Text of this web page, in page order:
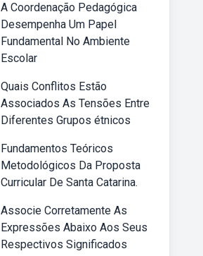
A Coordenação Pedagógica
Desempenha Um Papel
Fundamental No Ambiente
Escolar
Quais Conflitos Estão
Associados As Tensões Entre
Diferentes Grupos étnicos
Fundamentos Teóricos
Metodológicos Da Proposta
Curricular De Santa Catarina.
Associe Corretamente As
Expressões Abaixo Aos Seus
Respectivos Significados